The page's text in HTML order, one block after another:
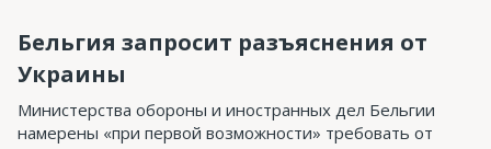
Бельгия запросит разъяснения от
Украины
Министерства обороны и иностранных дел Бельгии
намерены «при первой возможности» требовать от